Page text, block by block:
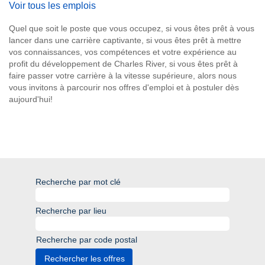
Voir tous les emplois
Quel que soit le poste que vous occupez, si vous êtes prêt à vous
lancer dans une carrière captivante, si vous êtes prêt à mettre
vos connaissances, vos compétences et votre expérience au
profit du développement de Charles River, si vous êtes prêt à
faire passer votre carrière à la vitesse supérieure, alors nous
vous invitons à parcourir nos offres d'emploi et à postuler dès
aujourd'hui!
Recherche par mot clé
Recherche par lieu
Recherche par code postal